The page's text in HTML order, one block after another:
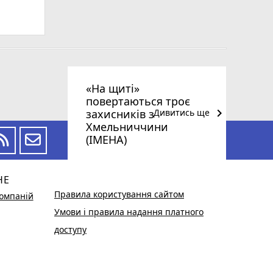
«На щиті»
повертаються троє
захисників з
Хмельниччини
(ІМЕНА)
Дивитись ще keyboard_arrow_right
Правила користування сайтом
Умови і правила надання платного
доступу